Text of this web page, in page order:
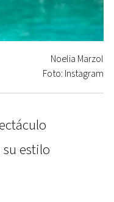
Noelia Marzol
Foto: Instagram
estilo